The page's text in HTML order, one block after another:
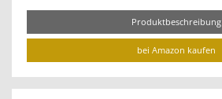
Produktbeschreibung
bei Amazon kaufen